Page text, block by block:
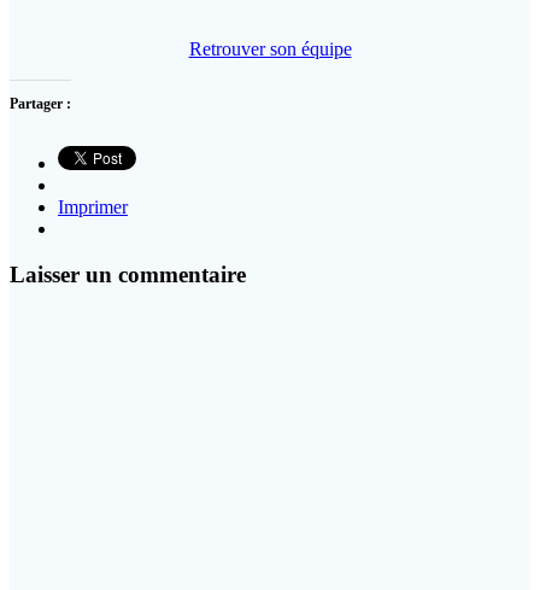
Retrouver son équipe
Partager :
Imprimer
Laisser un commentaire